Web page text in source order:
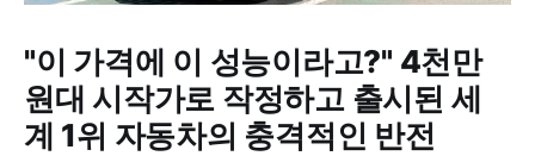
"이 가격에 이 성능이라고?" 4천만
원대 시작가로 작정하고 출시된 세
계 1위 자동차의 충격적인 반전